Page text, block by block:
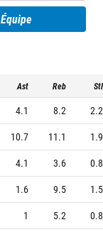
Équipe
Ast Reb Stl
4.1 8.2
2.2
10.7 11.1
1.9
4.1 3.6
0.8
1.6 9.5
1.5
1 5.2
0.8